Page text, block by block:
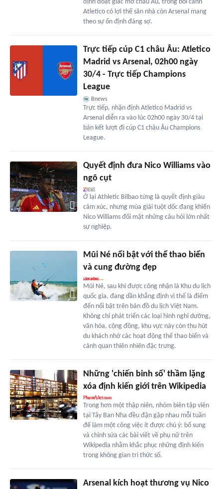
định đoạt giấc mơ châu Âu, trong bối cảnh
Atletico có lợi thế sân nhà còn Arsenal mang
theo sự ổn định đáng sợ.
Trực tiếp cúp C1 châu Âu: Atletico
Madrid vs Arsenal, 02h00 ngày
30/4 - Trực tiếp Champions
League
Bnews
Trực tiếp, nhận định Atletico Madrid vs
Arsenal diễn ra vào lúc 02h00 ngày 30/4 tại
bán kết lượt đi cúp C1 châu Âu Champions
League.
Quyết định đưa Nico Williams vào
ngõ cụt
Ở lại Athletic Bilbao từng là quyết định giàu
cảm xúc, nhưng mùa giải tuột dốc đang khiến
Nico Williams đối mặt những câu hỏi lớn nhất
sự nghiệp.
Mũi Né nổi bật với thể thao biển
và cung đường đẹp
Mũi Né, sau khi được công nhận là Khu du lịch
quốc gia, đang dần khẳng định vị thế là điểm
đến nổi bật trên bản đồ du lịch Việt Nam.
Không chỉ phát triển các loại hình nghỉ dưỡng,
văn hóa, cộng đồng, khu vực này còn thu hút
du khách nhờ các hoạt động thể thao biển và
cảnh quan thiên nhiên đặc trưng.
Những 'chiến binh số' thầm lặng
xóa định kiến giới trên Wikipedia
Trong hơn một thập niên, nhóm biên tập viên
tại Tây Ban Nha đều đặn gặp nhau mỗi tuần
để làm một công việc ít được chú ý: bổ sung
và chỉnh sửa các bài viết về phụ nữ trên
Wikipedia nhằm khắc phục những định kiến
trong không gian tri thức số.
Arsenal kích hoạt thương vụ Nico